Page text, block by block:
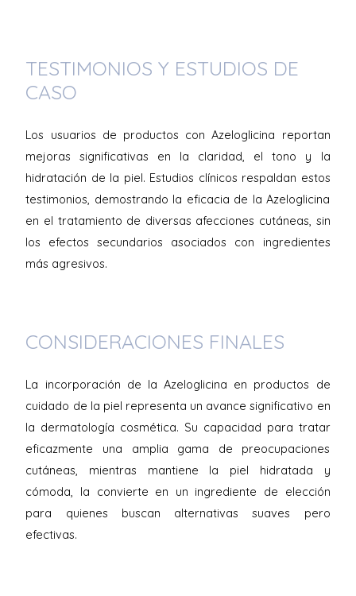
TESTIMONIOS Y ESTUDIOS DE
CASO
Los usuarios de productos con Azeloglicina reportan
mejoras significativas en la claridad, el tono y la
hidratación de la piel. Estudios clínicos respaldan estos
testimonios, demostrando la eficacia de la Azeloglicina
en el tratamiento de diversas afecciones cutáneas, sin
los efectos secundarios asociados con ingredientes
más agresivos.
CONSIDERACIONES FINALES
La incorporación de la Azeloglicina en productos de
cuidado de la piel representa un avance significativo en
la dermatología cosmética. Su capacidad para tratar
eficazmente una amplia gama de preocupaciones
cutáneas, mientras mantiene la piel hidratada y
cómoda, la convierte en un ingrediente de elección
para quienes buscan alternativas suaves pero
efectivas.